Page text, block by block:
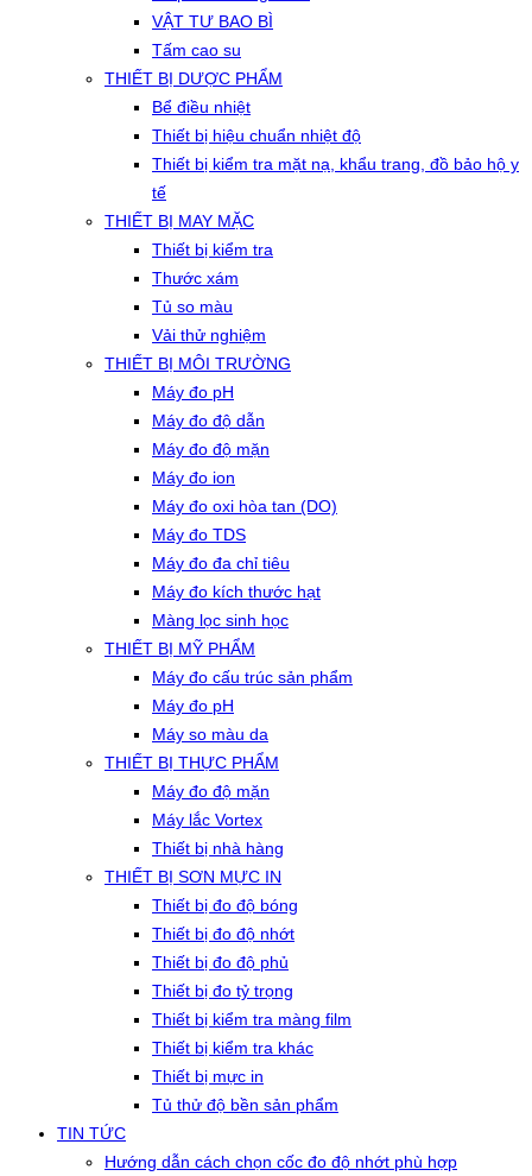
VẬT TƯ BAO BÌ
Tấm cao su
THIẾT BỊ DƯỢC PHẨM
Bể điều nhiệt
Thiết bị hiệu chuẩn nhiệt độ
Thiết bị kiểm tra mặt nạ, khẩu trang, đồ bảo hộ y
tế
THIẾT BỊ MAY MẶC
Thiết bị kiểm tra
Thước xám
Tủ so màu
Vải thử nghiệm
THIẾT BỊ MÔI TRƯỜNG
Máy đo pH
Máy đo độ dẫn
Máy đo độ mặn
Máy đo ion
Máy đo oxi hòa tan (DO)
Máy đo TDS
Máy đo đa chỉ tiêu
Máy đo kích thước hạt
Màng lọc sinh học
THIẾT BỊ MỸ PHẨM
Máy đo cấu trúc sản phẩm
Máy đo pH
Máy so màu da
THIẾT BỊ THỰC PHẨM
Máy đo độ mặn
Máy lắc Vortex
Thiết bị nhà hàng
THIẾT BỊ SƠN MỰC IN
Thiết bị đo độ bóng
Thiết bị đo độ nhớt
Thiết bị đo độ phủ
Thiết bị đo tỷ trọng
Thiết bị kiểm tra màng film
Thiết bị kiểm tra khác
Thiết bị mực in
Tủ thử độ bền sản phẩm
TIN TỨC
Hướng dẫn cách chọn cốc đo độ nhớt phù hợp